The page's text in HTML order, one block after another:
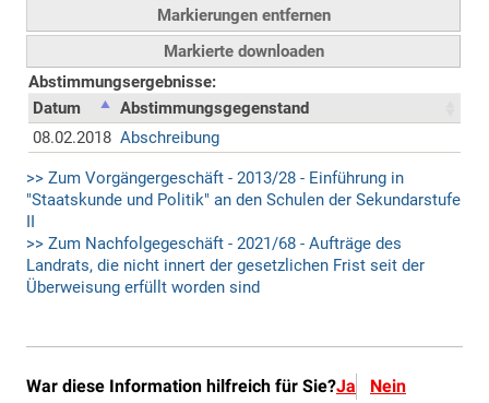
War diese Information hilfreich für Sie?Ja Nein